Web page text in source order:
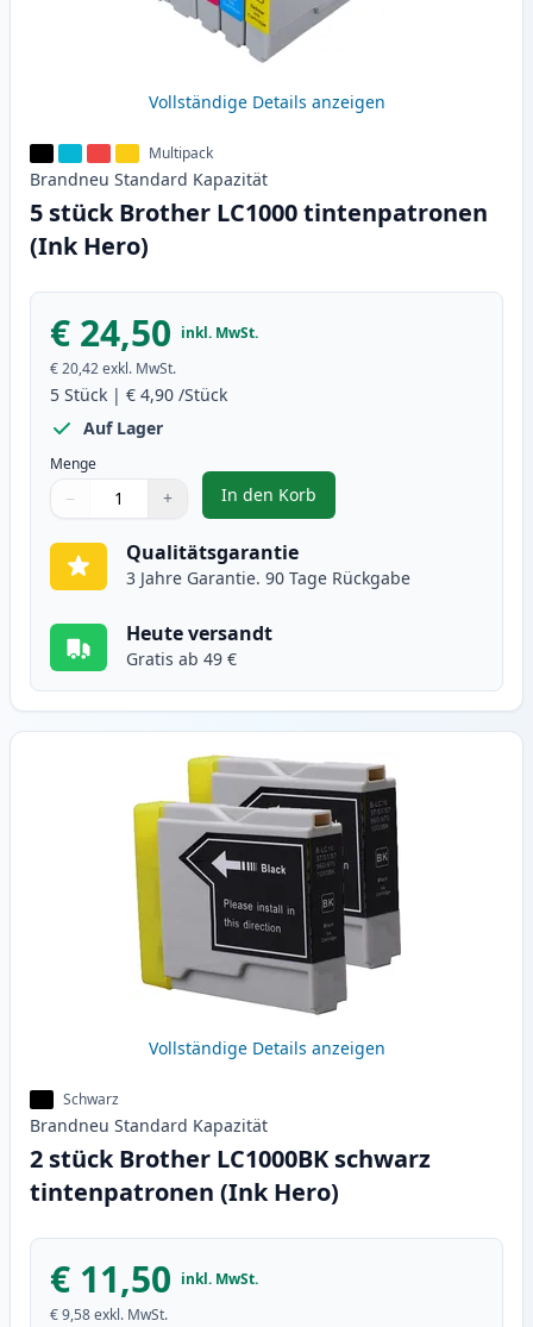
Vollständige Details anzeigen
Multipack
Brandneu Standard Kapazität
5 stück Brother LC1000 tintenpatronen
(Ink Hero)
€ 24,50 inkl. MwSt.
€ 20,42exkl. MwSt.
5 Stück | € 4,90 /Stück
Auf Lager
Menge
Verwenden Sie die Tasten, um anzupassen
− +
1
In den Korb
, 5 stück Brother LC1000
Qualitätsgarantie
3 Jahre Garantie. 90 Tage Rückgabe
Heute versandt
Gratis ab 49 €
Vollständige Details anzeigen
Schwarz
Brandneu Standard Kapazität
2 stück Brother LC1000BK schwarz
tintenpatronen (Ink Hero)
€ 11,50 inkl. MwSt.
€ 9,58exkl. MwSt.